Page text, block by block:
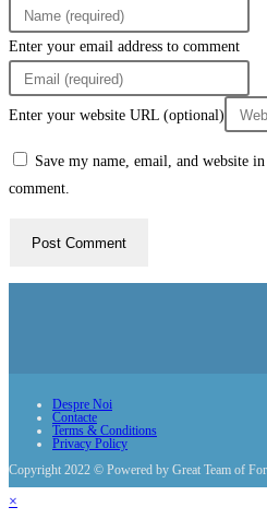
Enter your email address to comment
Enter your website URL (optional)
Save my name, email, and website
comment.
Despre Noi
Contacte
Terms & Conditions
Privacy Policy
Copyright 2022 © Powered by Great Team of
×